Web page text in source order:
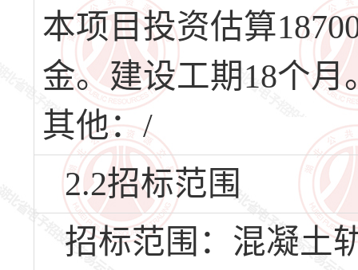
本项目投资估算
金。建设工期18个月
其他：/
2.2招标范围
招标范围：混凝土